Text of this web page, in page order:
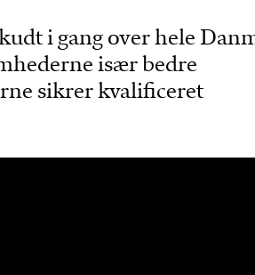
i gang over hele
især bedre
sikrer kvalificeret